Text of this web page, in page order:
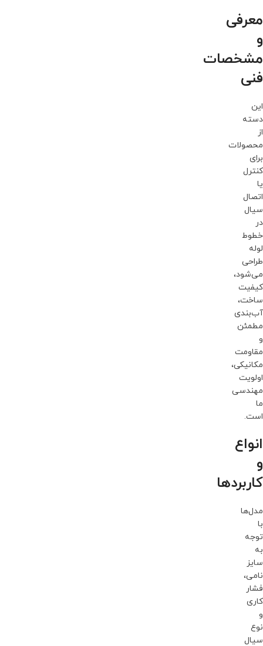
معرفی
و
مشخصات
فنی
این
دسته
از
محصولات
برای
کنترل
یا
اتصال
سیال
در
خطوط
لوله
طراحی
می‌شود،
کیفیت
ساخت،
آب‌بندی
مطمئن
و
مقاومت
مکانیکی،
اولویت
مهندسی
ما
است.
انواع
و
کاربردها
مدل‌ها
با
توجه
به
سایز
نامی،
فشار
کاری
و
نوع
سیال